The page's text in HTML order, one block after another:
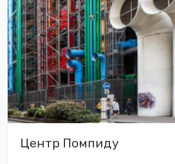
Центр Помпиду